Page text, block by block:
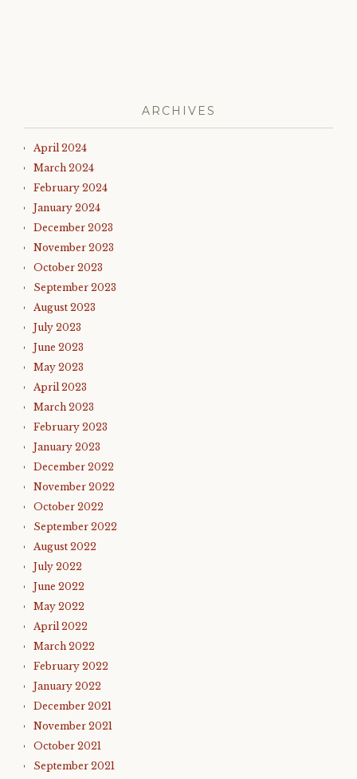
ARCHIVES
April 2024
March 2024
February 2024
January 2024
December 2023
November 2023
October 2023
September 2023
August 2023
July 2023
June 2023
May 2023
April 2023
March 2023
February 2023
January 2023
December 2022
November 2022
October 2022
September 2022
August 2022
July 2022
June 2022
May 2022
April 2022
March 2022
February 2022
January 2022
December 2021
November 2021
October 2021
September 2021